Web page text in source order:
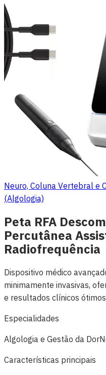
Neuro, Coluna Vertebral e
(Algologia)
Peta RFA
Percutânea
Radiofrequência
Dispositivo médico
minimamente invasivas,
e resultados clínicos
Especialidades
Algologia e Gestão da Dor
Características principais